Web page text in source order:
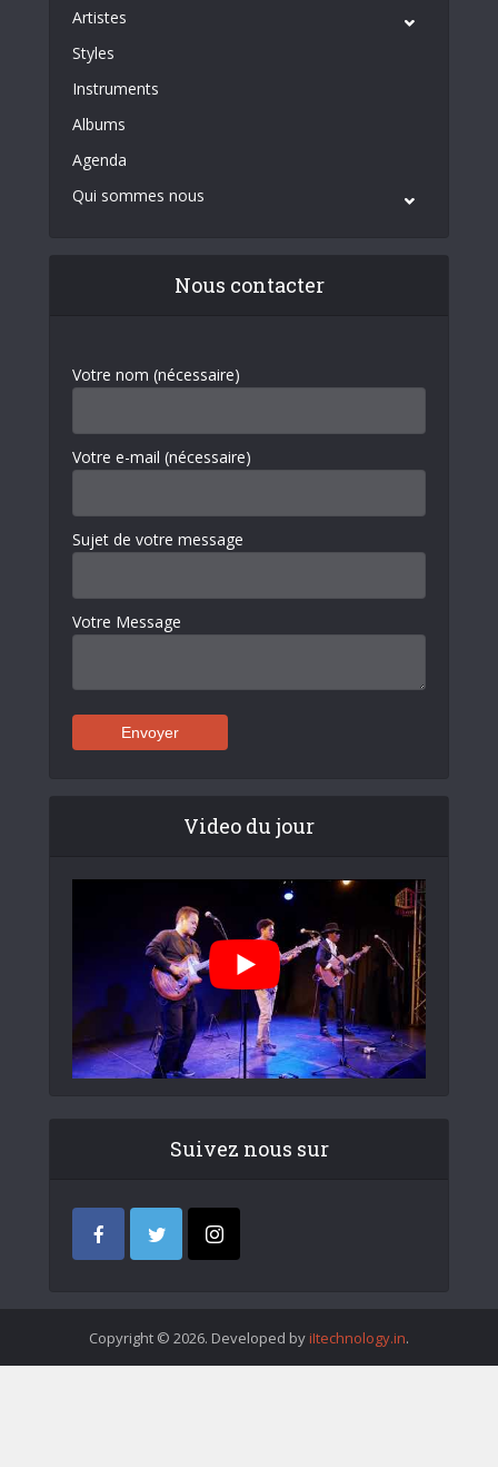
Artistes
Styles
Instruments
Albums
Agenda
Qui sommes nous
Nous contacter
Votre nom (nécessaire)
Votre e-mail (nécessaire)
Sujet de votre message
Votre Message
Video du jour
Suivez nous sur
Copyright © 2026. Developed by iItechnology.in.